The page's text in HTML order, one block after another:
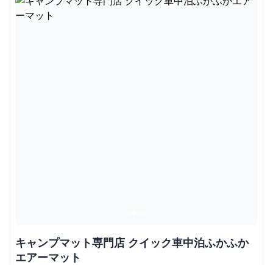
キャンプマット専門店 クイック車中泊ふかふか
エアーマット